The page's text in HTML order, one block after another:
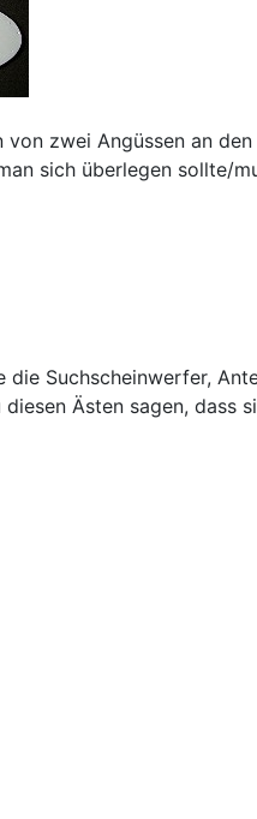
zwei Angüssen an
sich überlegen sollte/
Suchscheinwerfer,
Ästen sagen, dass